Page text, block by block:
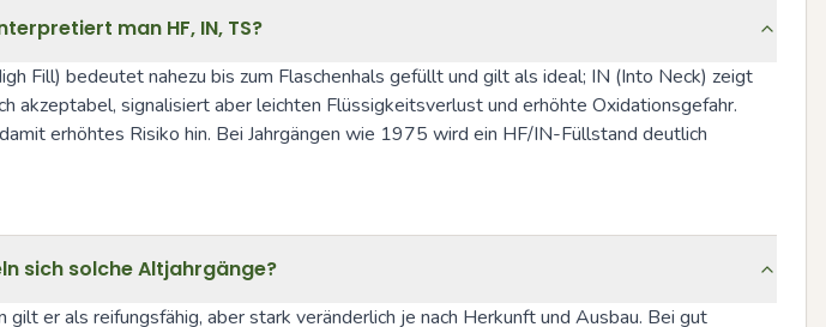
man HF, IN, TS?
Fill) bedeutet nahezu bis zum Flaschenhals gefüllt und gilt als ideal; IN (Into Neck) zeigt
akzeptabel, signalisiert aber leichten Flüssigkeitsverlust und erhöhte Oxidationsgefahr.
erhöhtes Risiko hin. Bei Jahrgängen wie 1975 wird ein HF/IN-Füllstand deutlich
sich solche Altjahrgänge?
er als reifungsfähig, aber stark veränderlich je nach Herkunft und Ausbau. Bei gut